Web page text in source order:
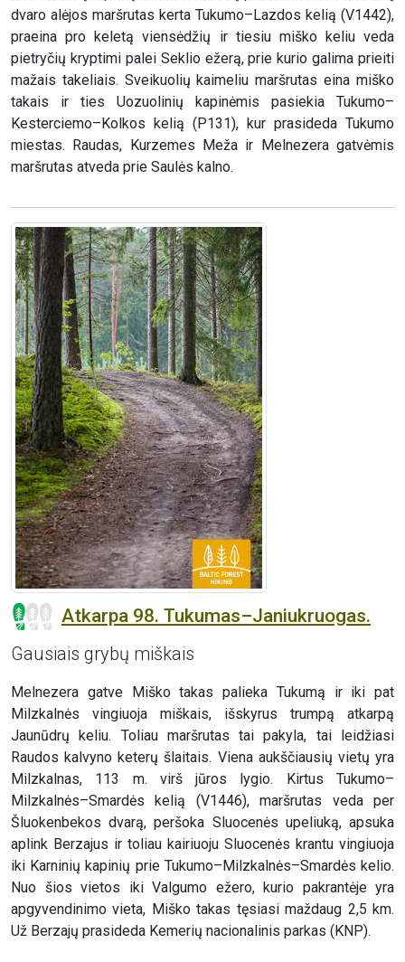
dvaro alėjos maršrutas kerta Tukumo–Lazdos kelią (V1442),
praeina pro keletą viensėdžių ir tiesiu miško keliu veda
pietryčių kryptimi palei Seklio ežerą, prie kurio galima prieiti
mažais takeliais. Sveikuolių kaimeliu maršrutas eina miško
takais ir ties Uozuolinių kapinėmis pasiekia Tukumo–
Kesterciemo–Kolkos kelią (P131), kur prasideda Tukumo
miestas. Raudas, Kurzemes Meža ir Melnezera gatvėmis
maršrutas atveda prie Saulės kalno.
Atkarpa 98. Tukumas–Janiukruogas.
Gausiais grybų miškais
Melnezera gatve Miško takas palieka Tukumą ir iki pat
Milzkalnės vingiuoja miškais, išskyrus trumpą atkarpą
Jaunūdrų keliu. Toliau maršrutas tai pakyla, tai leidžiasi
Raudos kalvyno keterų šlaitais. Viena aukščiausių vietų yra
Milzkalnas, 113 m. virš jūros lygio. Kirtus Tukumo–
Milzkalnės–Smardės kelią (V1446), maršrutas veda per
Šluokenbekos dvarą, peršoka Sluocenės upeliuką, apsuka
aplink Berzajus ir toliau kairiuoju Sluocenės krantu vingiuoja
iki Karninių kapinių prie Tukumo–Milzkalnės–Smardės kelio.
Nuo šios vietos iki Valgumo ežero, kurio pakrantėje yra
apgyvendinimo vieta, Miško takas tęsiasi maždaug 2,5 km.
Už Berzajų prasideda Kemerių nacionalinis parkas (KNP).